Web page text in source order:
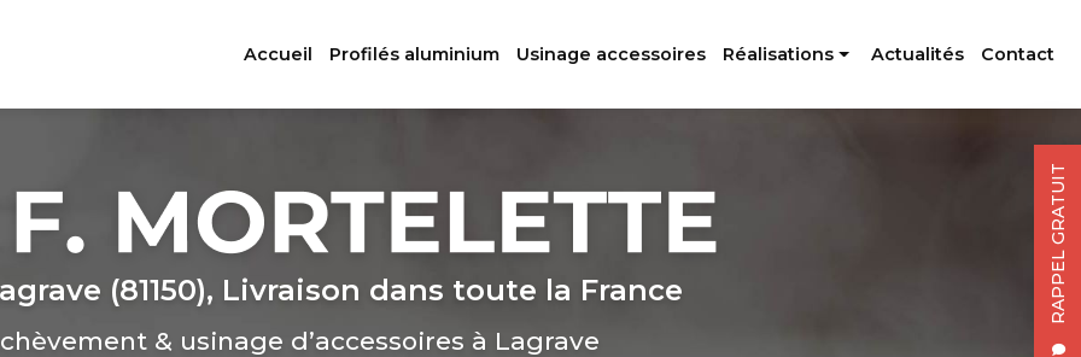
RAPPEL GRATUIT
Accueil Profilés aluminium Usinage accessoires Réalisations Actualités Contact
(81150), Livraison dans toute la France
& usinage d’accessoires à Lagrave